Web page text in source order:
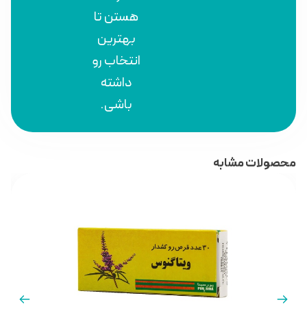
هستن تا
بهترین
انتخاب رو
داشته
باشی.
محصولات مشابه